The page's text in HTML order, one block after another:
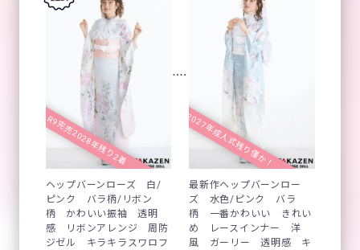
R9完売2028年残り2着
ヘップバーンローズ 白/
ピンク バラ柄/リボン
柄 かわいい振袖 透明
感 リボンアレンジ 周防
ジゼル キラキラスワロフ
2027年成人式残り僅か！
最新作ヘップバーンロー
ズ 水色/ピンク バラ
柄 一番かわいい きれい
め レースインナー 洋
風 ガーリー 透明感 キ